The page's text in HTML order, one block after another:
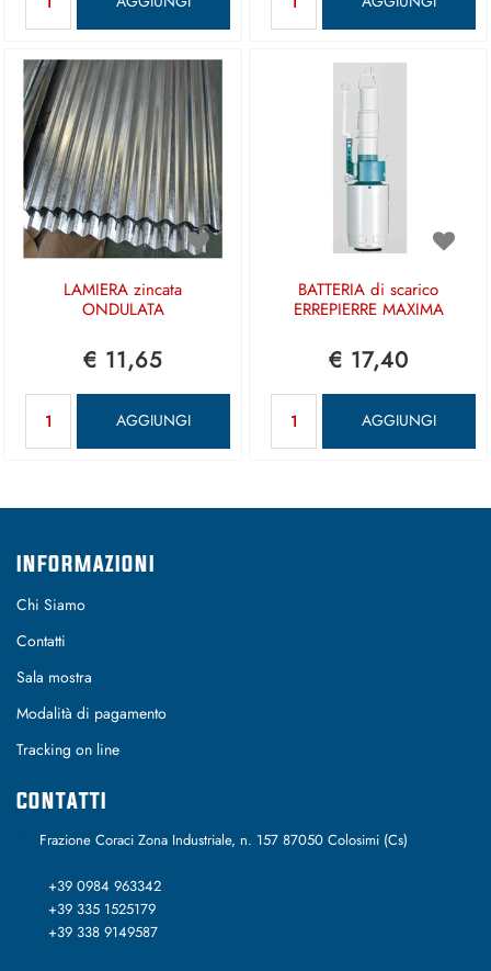
LAMIERA zincata
ONDULATA
€ 11,65
AGGIUNGI
BATTERIA di scarico
ERREPIERRE MAXIMA
€ 17,40
AGGIUNGI
INFORMAZIONI
Chi Siamo
Contatti
Sala mostra
Modalità di pagamento
Tracking on line
CONTATTI
Frazione Coraci Zona Industriale, n. 157 87050 Colosimi (Cs)
+39 0984 963342
+39 335 1525179
+39 338 9149587